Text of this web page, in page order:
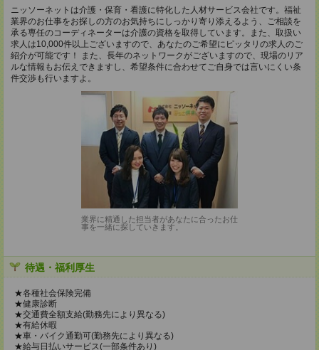
ニッソーネットは介護・保育・看護に特化した人材サービス会社です。福祉
業界のお仕事をお探しの方のお気持ちにしっかり寄り添えるよう、ご相談を
承る専任のコーディネーターは介護の資格を取得しています。また、取扱い
求人は10,000件以上ございますので、あなたのご希望にピッタリの求人のご
紹介が可能です！ また、長年のネットワークがございますので、現場のリア
ルな情報もお伝えできますし、希望条件に合わせてご自身では言いにくい条
件交渉も行いますよ。
業界に精通した担当者があなたに合ったお仕
事を一緒に探していきます。
待遇・福利厚生
★各種社会保険完備
★健康診断
★交通費全額支給(勤務先により異なる)
★有給休暇
★車・バイク通勤可(勤務先により異なる)
★給与日払いサービス(一部条件あり)